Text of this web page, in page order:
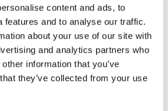
content and ads, to
features and to analyse our traffic.
about your use of our site with
and analytics partners who
information that you’ve
they’ve collected from your use